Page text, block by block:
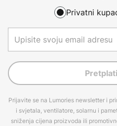
Privatni
Prijavite se na Lumories newsletter i
i svjetala, ventilatore, solarnu i
sniženja cijena proizvoda ili